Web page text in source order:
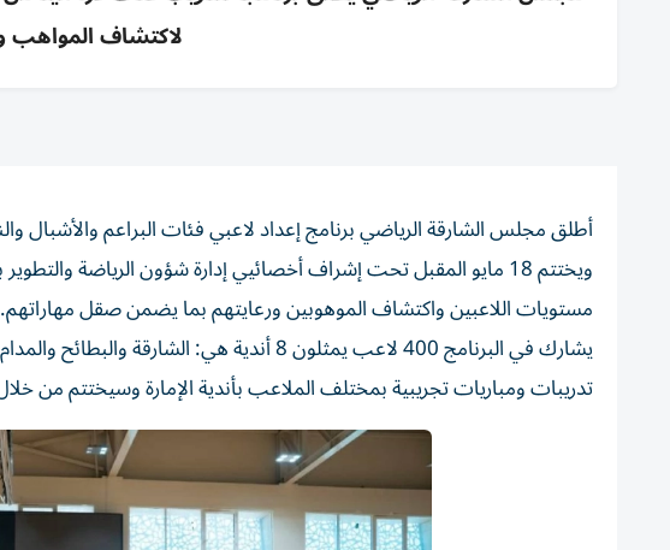
لاكتشاف المواهب
ويختتم 18 مايو المقبل تحت إشراف أخصائيي إدارة شؤون الرياضة
مستويات اللاعبين واكتشاف الموهوبين ورعايتهم بما يضمن صقل مهاراتهم.
يشارك في البرنامج 400 لاعب يمثلون 8 أندية
تدريبات ومباريات تجريبية بمختلف الملاعب بأندية الإمارة وسيختتم من